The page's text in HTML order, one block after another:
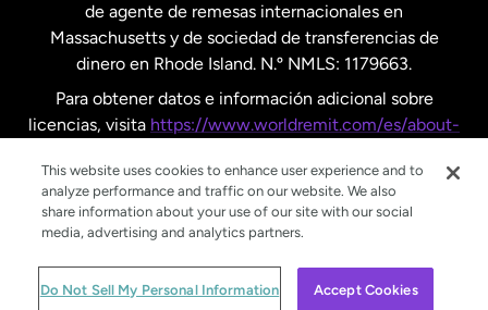
de agente de remesas internacionales en
Massachusetts y de sociedad de transferencias de
dinero en Rhode Island. N.º NMLS: 1179663.
Para obtener datos e información adicional sobre
licencias, visita https://www.worldremit.com/es/about-
© WorldRemit 2024
This website uses cookies to enhance user experience and to
analyze performance and traffic on our website. We also
share information about your use of our site with our social
media, advertising and analytics partners.
Do Not Sell My Personal Information Accept Cookies